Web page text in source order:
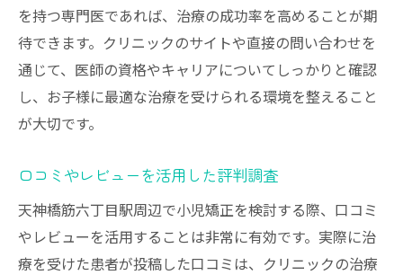
健康な歯並びがもたらす心理的効果
予防歯科と矯正の連携
ライフスタイルに合わせた治療計画の提案
最新技術を取り入れた医院の選び方
衛生管理の徹底と感染症対策
長く通えるクリニックの条件
天神橋筋六丁目駅で見つかる信頼の矯正歯科
駅周辺の人気クリニックの特徴
地域密着型のアットホームな雰囲気
を持つ専門医であれば、治療の成功率を高めることが期
待できます。クリニックのサイトや直接の問い合わせを
通じて、医師の資格やキャリアについてしっかりと確認
し、お子様に最適な治療を受けられる環境を整えること
が大切です。
口コミやレビューを活用した評判調査
天神橋筋六丁目駅周辺で小児矯正を検討する際、口コミ
やレビューを活用することは非常に有効です。実際に治
療を受けた患者が投稿した口コミは、クリニックの治療